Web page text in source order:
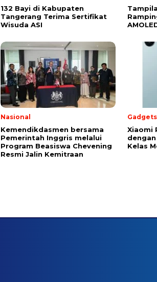
132 Bayi di Kabupaten
Tangerang Terima Sertifikat
Wisuda ASI
Nasional
Kemendikdasmen bersama
Pemerintah Inggris melalui
Program Beasiswa Chevening
Resmi Jalin Kemitraan
Gadgets
Xiaomi
Kelas